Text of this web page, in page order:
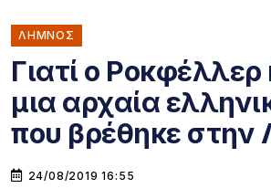
ΛΗΜΝΟΣ
Γιατί ο
μια αρχαία
που βρέθηκε στην
24/08/2019 16:55